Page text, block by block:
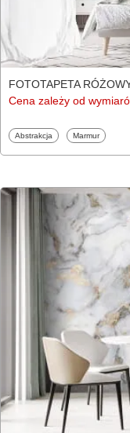
FOTOTAPETA
Cena zależy od
Fototapety
Abstrakcja Fototapety
Marmur